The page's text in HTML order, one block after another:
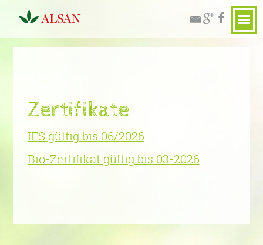
Zertifikate
IFS gültig bis 06/2026
Bio-Zertifikat gültig bis 03-2026